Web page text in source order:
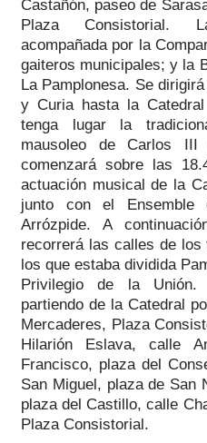
Castañón, paseo de
Plaza Consistorial.
acompañada por la
gaiteros municipales; y la
La Pamplonesa. Se
y Curia hasta la
tenga lugar la
mausoleo de Carlos
comenzará sobre las
actuación musical de la
junto con el Ensemble
Arrózpide. A
recorrerá las calles de
los que estaba dividida
Privilegio de la
partiendo de la Catedral
Mercaderes, Plaza
Hilarión Eslava, calle
Francisco, plaza del
San Miguel, plaza de San
plaza del Castillo, calle
Plaza Consistorial.